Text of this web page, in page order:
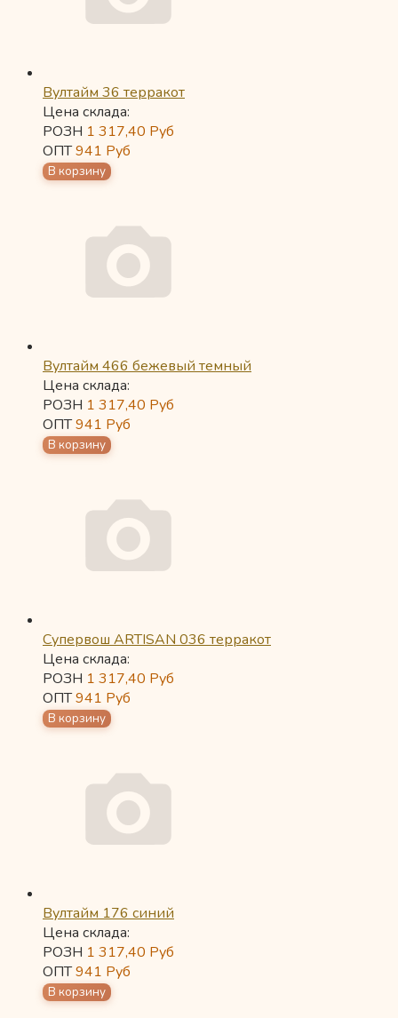
Вултайм 36 терракот
Цена склада:
РОЗН 1 317,40 Руб
ОПТ941 Руб
Вултайм 466 бежевый темный
Цена склада:
РОЗН 1 317,40 Руб
ОПТ941 Руб
Супервош ARTISAN 036 терракот
Цена склада:
РОЗН 1 317,40 Руб
ОПТ941 Руб
Вултайм 176 синий
Цена склада:
РОЗН 1 317,40 Руб
ОПТ941 Руб